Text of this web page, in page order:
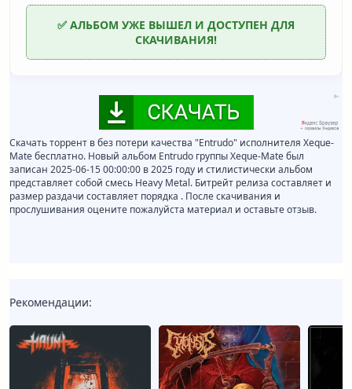
✅ АЛЬБОМ УЖЕ ВЫШЕЛ И ДОСТУПЕН ДЛЯ
СКАЧИВАНИЯ!
Скачать торрент в без потери качества "Entrudo" исполнителя Xeque-
Mate бесплатно. Новый альбом Entrudo группы Xeque-Mate был
записан 2025-06-15 00:00:00 в 2025 году и стилистически альбом
представляет собой смесь Heavy Metal. Битрейт релиза составляет и
размер раздачи составляет порядка . После скачивания и
прослушивания оцените пожалуйста материал и оставьте отзыв.
Рекомендации: